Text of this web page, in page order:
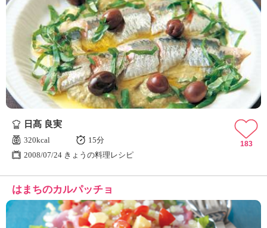
日髙 良実
320kcal
15分
2008/07/24 きょうの料理レシピ
183
はまちのカルパッチョ